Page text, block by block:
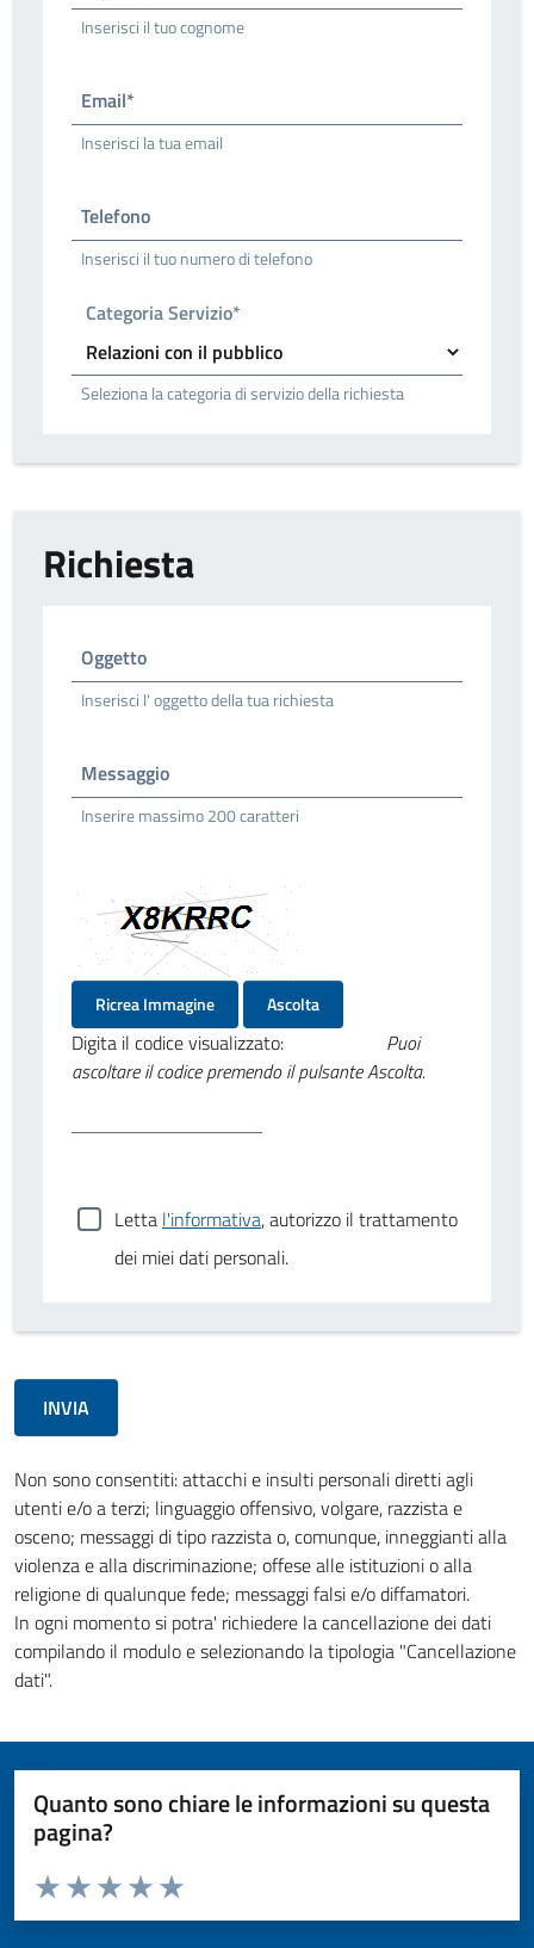
Inserisci il tuo cognome
Email*
Inserisci la tua email
Telefono
Inserisci il tuo numero di telefono
Categoria Servizio*
Seleziona la categoria di servizio della richiesta
Richiesta
Oggetto
Inserisci l' oggetto della tua richiesta
Messaggio
Inserire massimo 200 caratteri
Ricrea Immagine Ascolta
Digita il codice visualizzato:
Puoi
ascoltare il codice premendo il pulsante Ascolta.
Letta l'informativa, autorizzo il trattamento
dei miei dati personali.
Non sono consentiti: attacchi e insulti personali diretti agli
utenti e/o a terzi; linguaggio offensivo, volgare, razzista e
osceno; messaggi di tipo razzista o, comunque, inneggianti alla
violenza e alla discriminazione; offese alle istituzioni o alla
religione di qualunque fede; messaggi falsi e/o diffamatori.
In ogni momento si potra' richiedere la cancellazione dei dati
compilando il modulo e selezionando la tipologia "Cancellazione
dati".
Quanto sono chiare le informazioni su questa
pagina?
Valuta da 1 a 5 stelle la pagina
Valuta 5 stelle su 5
Valuta 4 stelle su 5
Valuta 3 stelle su 5
Valuta 2 stelle su 5
Valuta 1 stelle su 5